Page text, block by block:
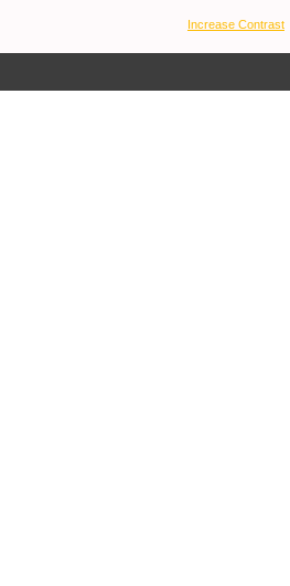
Increase Contrast